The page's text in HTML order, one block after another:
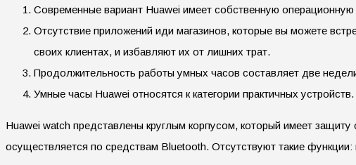
Современные вариант Huawei имеет собственную
Отсутствие приложений иди магазинов, которые вы можете
своих клиентах, и избавляют их от лишних трат.
Продолжительность работы умных часов составляет две
Умные часы Huawei относятся к категории практичных
Huawei watch представлены круглым корпусом, который имеет
осуществляется по средствам Bluetooth. Отсутствуют такие